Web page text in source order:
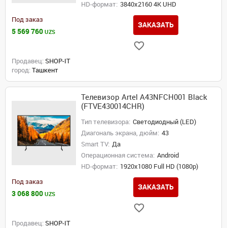
HD-формат: 3840x2160 4K UHD
Под заказ
5 569 760 UZS
ЗАКАЗАТЬ
Продавец: SHOP-IT
город: Ташкент
Телевизор Artel A43NFCH001 Black
(FTVE430014CHR)
Тип телевизора: Светодиодный (LED)
Диагональ экрана, дюйм: 43
Smart TV: Да
Операционная система: Android
HD-формат: 1920x1080 Full HD (1080p)
Под заказ
3 068 800 UZS
ЗАКАЗАТЬ
Продавец: SHOP-IT